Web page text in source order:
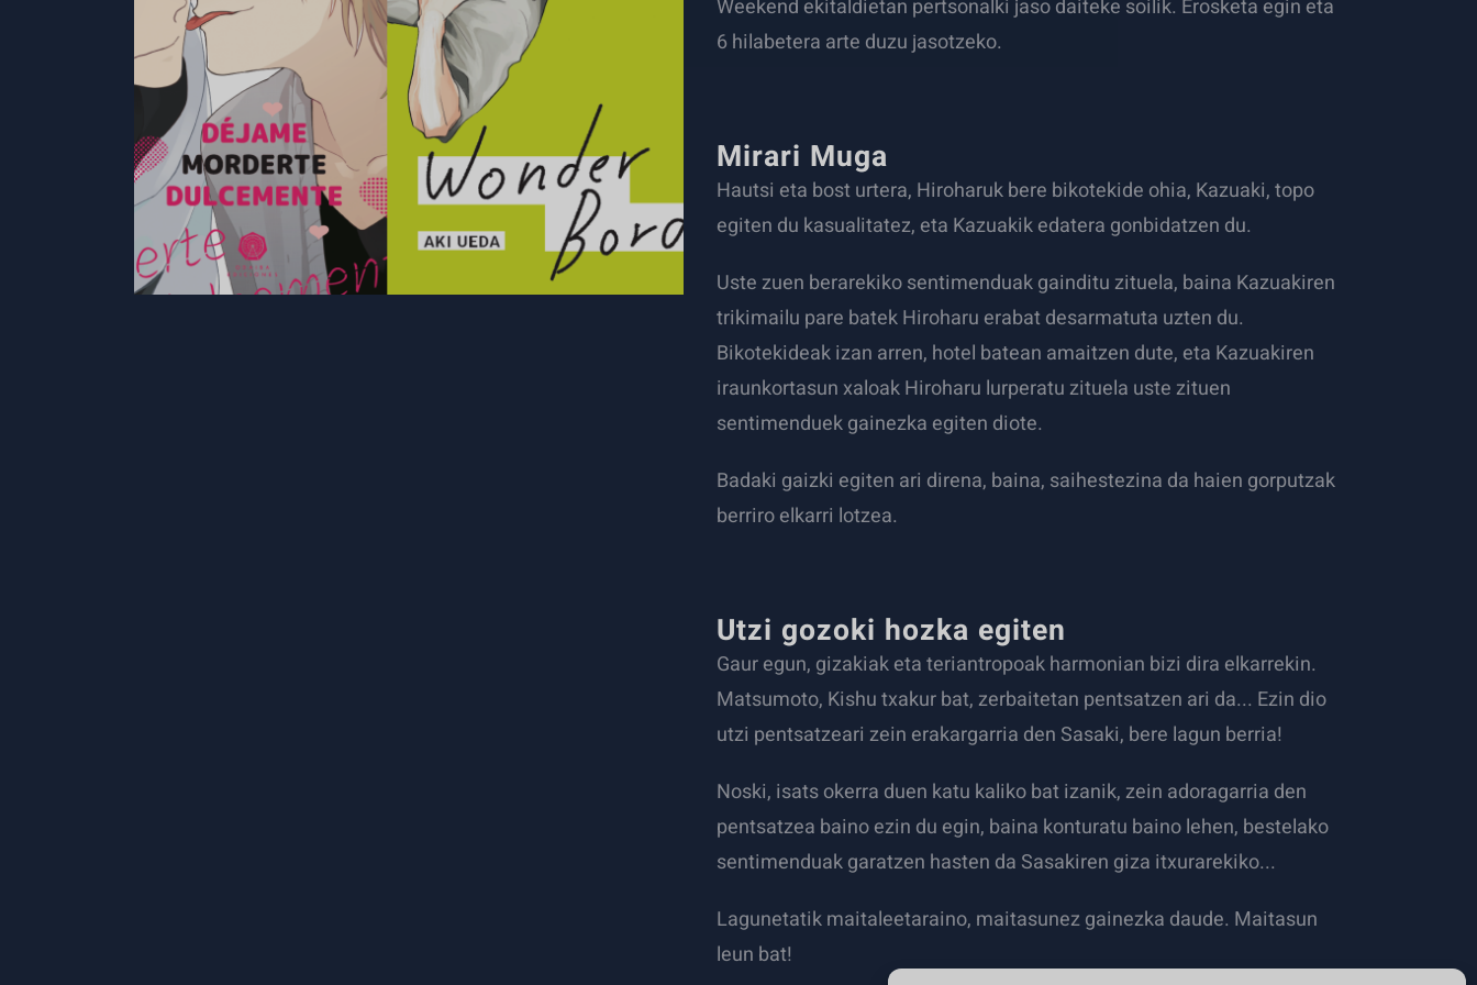
Weekend ekitaldietan pertsonalki jaso daiteke soilik. Erosketa egin eta
6 hilabetera arte duzu jasotzeko.
Mirari Muga
Hautsi eta bost urtera, Hiroharuk bere bikotekide ohia, Kazuaki, topo
egiten du kasualitatez, eta Kazuakik edatera gonbidatzen du.
Uste zuen berarekiko sentimenduak gainditu zituela, baina Kazuakiren
trikimailu pare batek Hiroharu erabat desarmatuta uzten du.
Bikotekideak izan arren, hotel batean amaitzen dute, eta Kazuakiren
iraunkortasun xaloak Hiroharu lurperatu zituela uste zituen
sentimenduek gainezka egiten diote.
Badaki gaizki egiten ari direna, baina, saihestezina da haien gorputzak
berriro elkarri lotzea.
Utzi gozoki hozka egiten
Gaur egun, gizakiak eta teriantropoak harmonian bizi dira elkarrekin.
Matsumoto, Kishu txakur bat, zerbaitetan pentsatzen ari da... Ezin dio
utzi pentsatzeari zein erakargarria den Sasaki, bere lagun berria!
Noski, isats okerra duen katu kaliko bat izanik, zein adoragarria den
pentsatzea baino ezin du egin, baina konturatu baino lehen, bestelako
sentimenduak garatzen hasten da Sasakiren giza itxurarekiko...
Lagunetatik maitaleetaraino, maitasunez gainezka daude. Maitasun
leun bat!